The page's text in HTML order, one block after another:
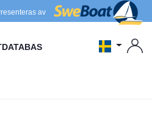
av